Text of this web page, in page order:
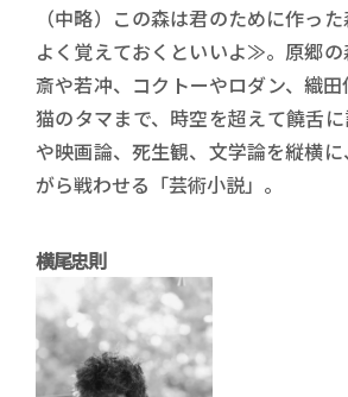
（中略）この森は君のために作っ
よく覚えておくといいよ≫。原郷
斎や若冲、コクトーやロダン、織田
猫のタマまで、時空を超えて饒舌
や映画論、死生観、文学論を縦横
がら戦わせる「芸術小説」。
横尾忠則